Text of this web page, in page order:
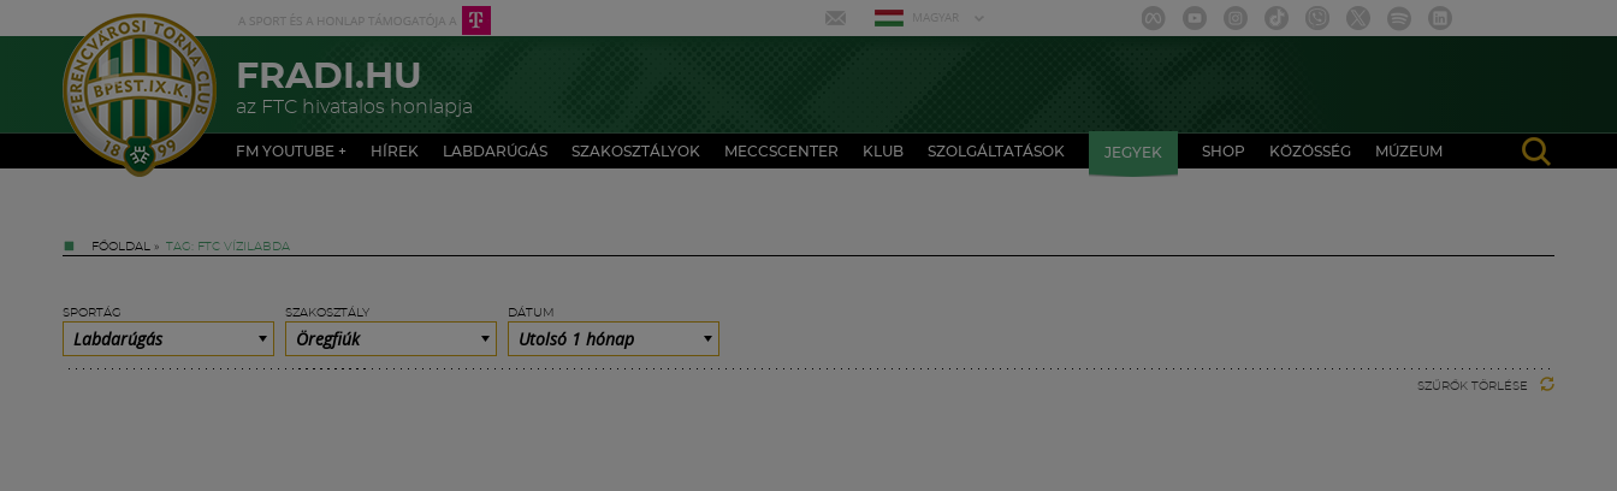
MAGYAR
FRADI.HU
az FTC hivatalos honlapja
FM YOUTUBE + HÍREK LABDARÚGÁS SZAKOSZTÁLYOK MECCSCENTER KLUB SZOLGÁLTATÁSOK JEGYEK SHOP KÖZÖSSÉG MÚZEUM
FŐOLDAL » TAG: FTC VÍZILABDA
SPORTÁG
Labdarúgás
SZAKOSZTÁLY
Öregfiúk
DÁTUM
Utolsó 1 hónap
SZŰRŐK TÖRLÉSE